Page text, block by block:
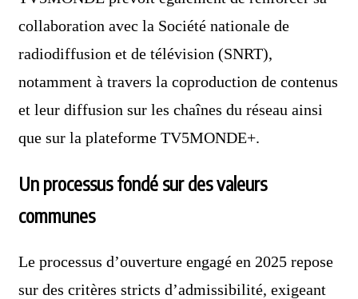
collaboration avec la Société nationale de
radiodiffusion et de télévision (SNRT),
notamment à travers la coproduction de contenus
et leur diffusion sur les chaînes du réseau ainsi
que sur la plateforme TV5MONDE+.
Un processus fondé sur des valeurs
communes
Le processus d’ouverture engagé en 2025 repose
sur des critères stricts d’admissibilité, exigeant